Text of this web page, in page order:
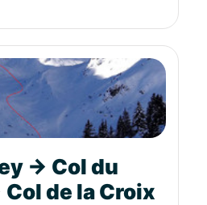
→ Col du
de la Croix